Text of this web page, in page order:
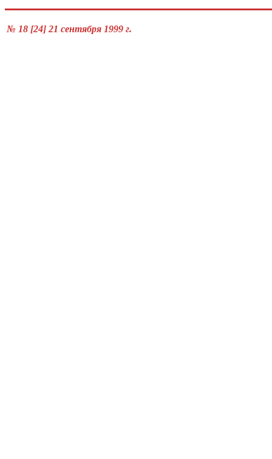
№ 18 [24] 21 сентября 1999 г.